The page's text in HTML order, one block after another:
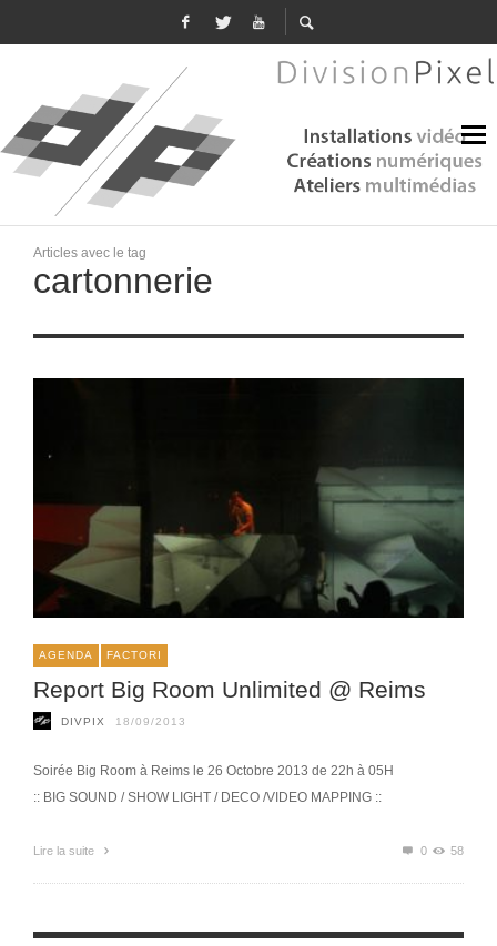
Articles avec le tag
cartonnerie
AGENDA FACTORI
Report Big Room Unlimited @ Reims
DIVPIX 18/09/2013
Soirée Big Room à Reims le 26 Octobre 2013 de 22h à 05H
:: BIG SOUND / SHOW LIGHT / DECO /VIDEO MAPPING ::
Lire la suite 0 58